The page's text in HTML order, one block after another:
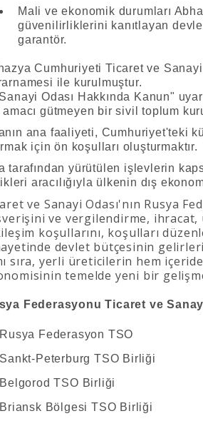
Mali ve ekonomik durumları
güvenilirliklerini kanıtlayan
Cumhuriyeti Ticaret ve
ile kurulmuştur.
Odası Hakkında Kanun"
amacı gütmeyen bir sivil toplum
ana faaliyeti, Cumhuriyet'teki
için ön koşulları oluşturmaktır.
tarafından yürütülen işlevlerin
aracılığıyla ülkenin dış
ve Sanayi Odası'nın Rusya
ve vergilendirme,
koşullarını, koşulları
devlet bütçesinin
sıra, yerli üreticilerin hem
temelde yeni bir
Federasyonu Ticaret ve
Federasyon TSO
Peterburg TSO Birliği
TSO Birliği
Bölgesi TSO Birliği